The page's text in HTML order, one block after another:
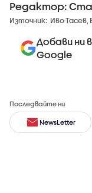
Редактор:
Източник: Иво Тасев,
Добави ни
Google
Последвайте ни
NewsLetter